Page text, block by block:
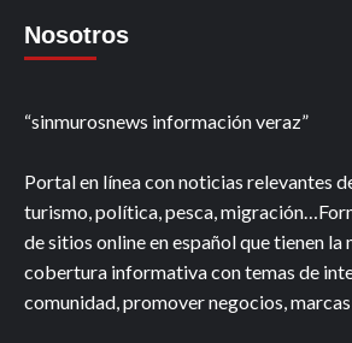
Nosotros
“sinmurosnews información veraz”
Portal en línea con noticias relevantes
turismo, política, pesca,
de sitios online en español que tienen
cobertura informativa con temas de
comunidad, promover negocios,